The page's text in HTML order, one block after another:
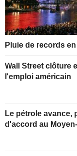
Pluie de records
Wall Street clôture
l'emploi américain
Le pétrole avance,
d'accord au